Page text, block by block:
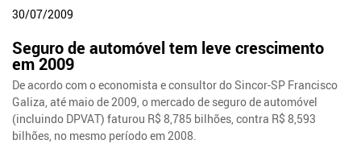
30/07/2009
Seguro de automóvel tem leve crescimento
em 2009
De acordo com o economista e consultor do Sincor-SP Francisco
Galiza, até maio de 2009, o mercado de seguro de automóvel
(incluindo DPVAT) faturou R$ 8,785 bilhões, contra R$ 8,593
bilhões, no mesmo período em 2008.